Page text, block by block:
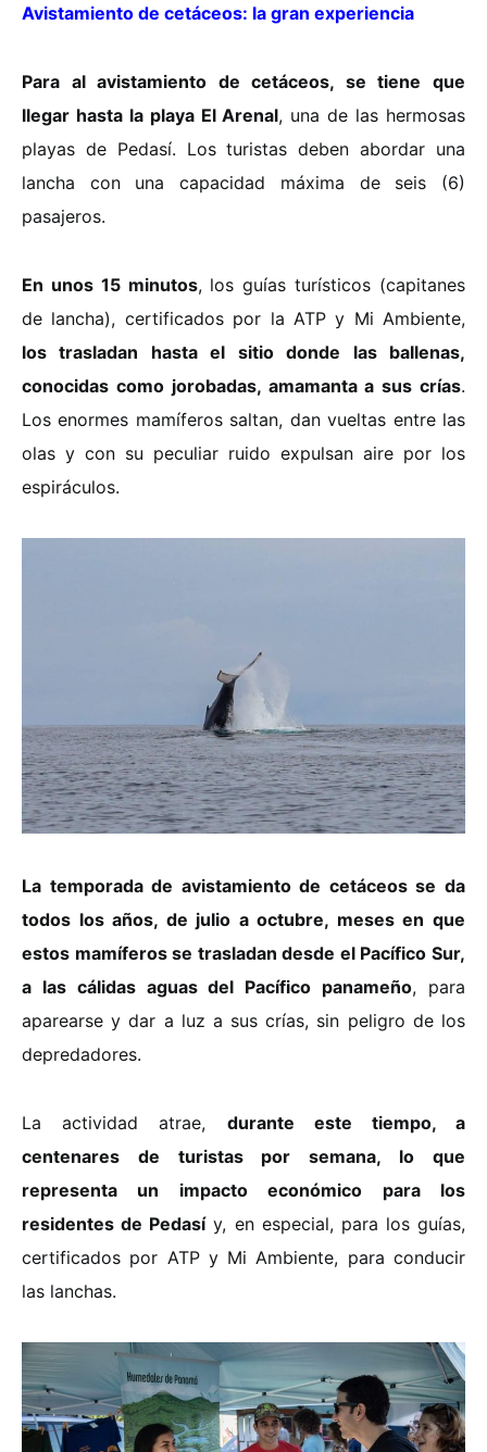
Avistamiento de cetáceos: la gran experiencia
Para al avistamiento de cetáceos, se tiene que
llegar hasta la playa El Arenal, una de las hermosas
playas de Pedasí. Los turistas deben abordar una
lancha con una capacidad máxima de seis (6)
pasajeros.
En unos 15 minutos, los guías turísticos (capitanes
de lancha), certificados por la ATP y Mi Ambiente,
los trasladan hasta el sitio donde las ballenas,
conocidas como jorobadas, amamanta a sus crías.
Los enormes mamíferos saltan, dan vueltas entre las
olas y con su peculiar ruido expulsan aire por los
espiráculos.
La temporada de avistamiento de cetáceos se da
todos los años, de julio a octubre, meses en que
estos mamíferos se trasladan desde el Pacífico Sur,
a las cálidas aguas del Pacífico panameño, para
aparearse y dar a luz a sus crías, sin peligro de los
depredadores.
La actividad atrae, durante este tiempo, a
centenares de turistas por semana, lo que
representa un impacto económico para los
residentes de Pedasíy, en especial, para los guías,
certificados por ATP y Mi Ambiente, para conducir
las lanchas.